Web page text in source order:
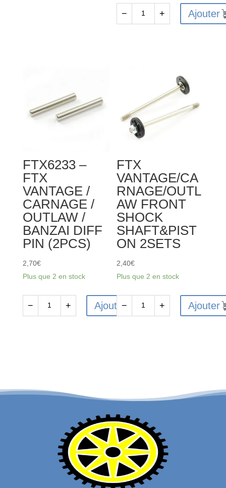
CARNAGE
OUTLAW
SHOCK
LOWER
HOLDER
&
ADJUST
RING
(2)
− + Ajouter
FTX6233 –
FTX
VANTAGE /
CARNAGE /
OUTLAW /
BANZAI DIFF
PIN (2PCS)
2,70€
Plus que 2 en stock
/
− + Ajouter
FTX
VANTAGE/CA
RNAGE/OUTL
AW FRONT
SHOCK
SHAFT&PIST
ON 2SETS
2,40€
Plus que 2 en stock
2SETS
− + Ajouter